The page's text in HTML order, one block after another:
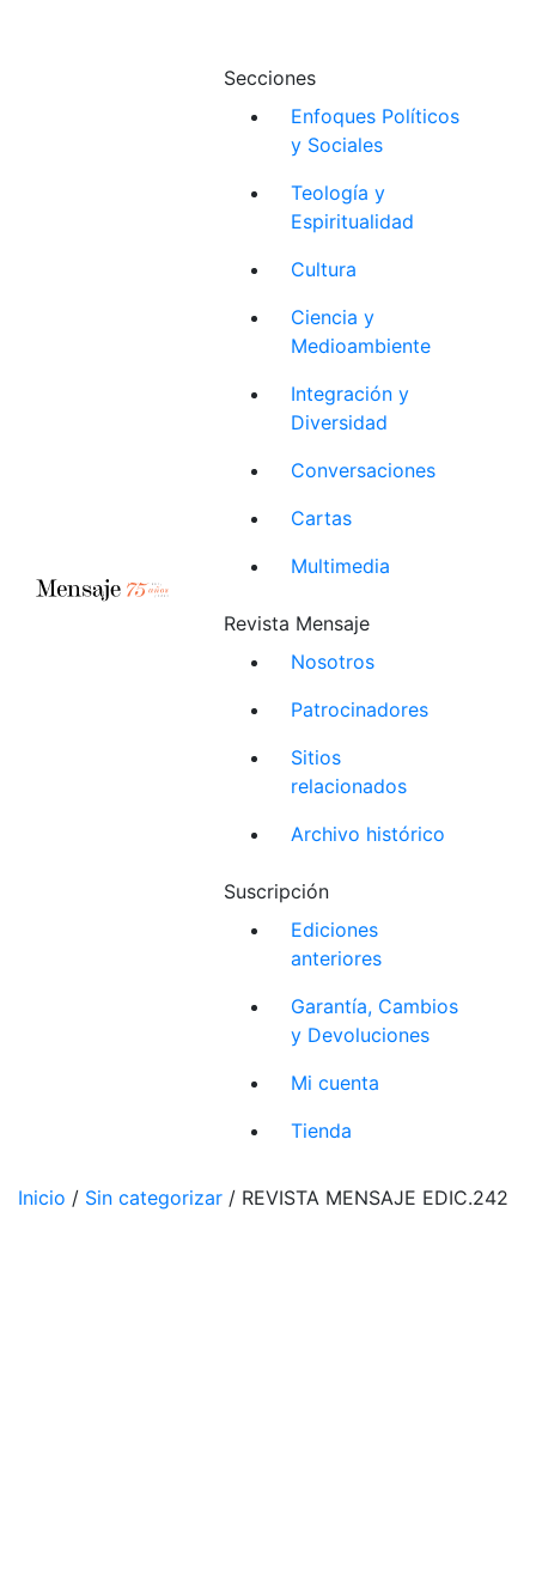
Secciones
Enfoques Políticos
y Sociales
Teología y
Espiritualidad
Cultura
Ciencia y
Medioambiente
Integración y
Diversidad
Conversaciones
Cartas
Multimedia
Revista Mensaje
Nosotros
Patrocinadores
Sitios
relacionados
Archivo histórico
Suscripción
Ediciones
anteriores
Garantía, Cambios
y Devoluciones
Mi cuenta
Tienda
Inicio / Sin categorizar / REVISTA MENSAJE EDIC.242